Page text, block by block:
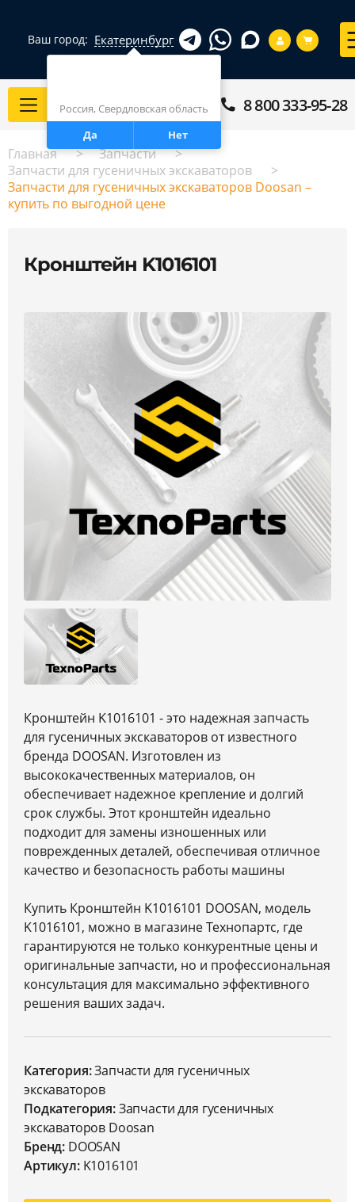
Ваш город: Екатеринбург
Россия, Свердловская область
Да
Нет
Каталог 8 800 333-95-28
Главная
Запчасти
Запчасти для гусеничных экскаваторов
Запчасти для гусеничных экскаваторов Doosan –
купить по выгодной цене
Кронштейн K1016101
Кронштейн K1016101 - это надежная запчасть
для гусеничных экскаваторов от известного
бренда DOOSAN. Изготовлен из
высококачественных материалов, он
обеспечивает надежное крепление и долгий
срок службы. Этот кронштейн идеально
подходит для замены изношенных или
поврежденных деталей, обеспечивая отличное
качество и безопасность работы машины
Купить Кронштейн K1016101 DOOSAN, модель
K1016101, можно в магазине Технопартс, где
гарантируются не только конкурентные цены и
оригинальные запчасти, но и профессиональная
консультация для максимально эффективного
решения ваших задач.
Категория:Запчасти для гусеничных
экскаваторов
Подкатегория:Запчасти для гусеничных
экскаваторов Doosan
Бренд: DOOSAN
Артикул:K1016101